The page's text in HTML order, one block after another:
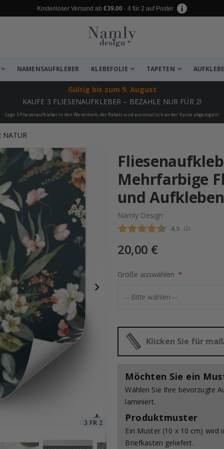
Kostenloser Versand ab €39.00 · 4 für 2 auf Poster
NAMENSAUFKLEBER KLEBEFOLIE TAPETEN
Gültig bis zum 9. August
KAUFE 3 FLIESENAUFKLEBER – BEZAHLE NUR FÜR 2!
Lege 3 Fliesenaufkleber in den Warenkorb, der Rabatt wird automatisch an der Kasse abgezogen!
NATUR
✔️ Kostenloser Versand
Set
20,00 €
Mehrfarbige
und
Namly Design
4.5 (abgegebene
2)
20,00 €
Größe auswählen
Klicken Sie für
Möchten Sie ein
Wählen Sie Ihre bevorzugte
laminiert.
Produktmuster
Ein Muster (10 x 10 cm) wird
Briefkasten geliefert.